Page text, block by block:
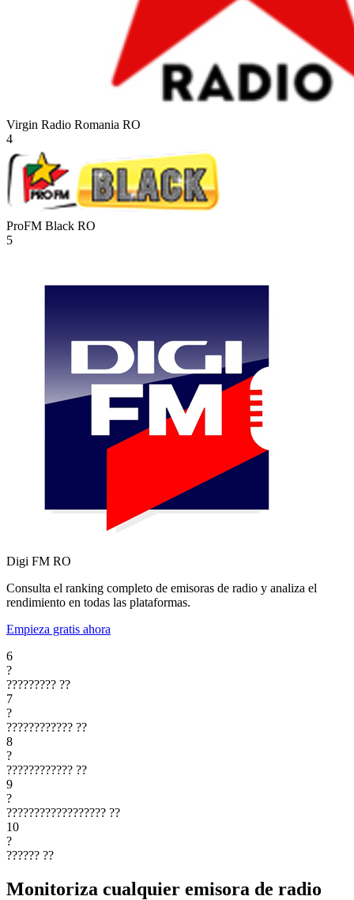
Virgin Radio Romania RO
4
ProFM Black RO
5
Digi FM RO
Consulta el ranking completo de emisoras de radio y analiza el
rendimiento en todas las plataformas.
Empieza gratis ahora
6
?
????????? ??
7
?
???????????? ??
8
?
???????????? ??
9
?
?????????????????? ??
10
?
?????? ??
Monitoriza cualquier emisora de radio